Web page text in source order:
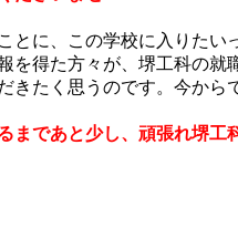
に、この学校に入りた
得た方々が、堺工科の
たく思うのです。今から
であと少し、頑張れ堺工